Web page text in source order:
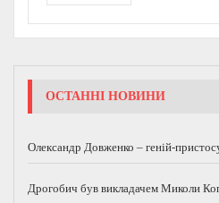
ОСТАННІ НОВИНИ
Олександр Довженко – геній-
Дрогобич був викладачем Миколи